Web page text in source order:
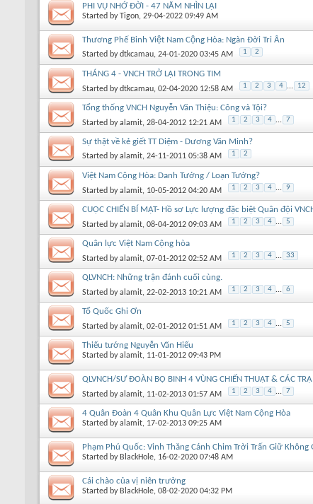
PHI VỤ NHỚ ĐỜI - 47 NĂM NHÌN LẠI
Started byTigon, 29-04-2022 09:49 AM
Thương Phế Binh Việt Nam Cộng Hòa: Ngàn Đời Tri Ân
Started bydtkcamau, 24-01-2020 03:45 AM 1 2
THÁNG 4 - VNCH TRỞ LẠI TRONG TIM
Started bydtkcamau, 02-04-2020 12:58 AM 1 2 3 4 ... 12
Tổng thống VNCH Nguyễn Văn Thiệu: Công và Tội?
Started byalamit, 28-04-2012 12:21 AM 1 2 3 4 ... 7
Sự thật về kẻ giết TT Diệm - Dương Văn Minh?
Started byalamit, 24-11-2011 05:38 AM 1 2
Việt Nam Cộng Hòa: Danh Tướng / Loạn Tướng?
Started byalamit, 10-05-2012 04:20 AM 1 2 3 4 ... 9
CUỘC CHIẾN BÍ MẬT- Hồ sơ Lực lượng đặc biệt Quân đội
Started byalamit, 08-04-2012 09:03 AM 1 2 3 4 ... 5
Quân lực Việt Nam Cộng hòa
Started byalamit, 07-01-2012 02:52 AM 1 2 3 4 ... 33
QLVNCH: Những trận đánh cuối cùng.
Started byalamit, 22-02-2013 10:21 AM 1 2 3 4 ... 6
Tổ Quốc Ghi Ơn
Started byalamit, 02-01-2012 01:51 AM 1 2 3 4 ... 5
Thiếu tướng Nguyễn Văn Hiếu
Started byalamit, 11-01-2012 09:43 PM
QLVNCH/SƯ ĐOÀN BỘ BINH 4 VÙNG CHIẾN THUẬT & CÁC
Started byalamit, 11-02-2013 01:57 AM 1 2 3 4 ... 7
4 Quân Đoàn 4 Quân Khu Quân Lực Việt Nam Cộng Hòa
Started byalamit, 17-02-2013 09:25 AM
Phạm Phú Quốc: Vinh Thăng Cánh Chim Trời Trấn Giữ Không
Started by BlackHole, 16-02-2020 07:48 AM
Cái chào của vị niên trưởng
Started by BlackHole, 08-02-2020 04:32 PM